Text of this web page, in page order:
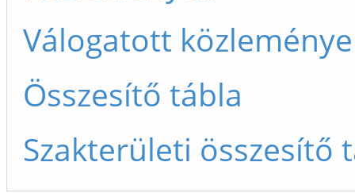
Válogatott
Összesítő tábla
Szakterületi összesítő